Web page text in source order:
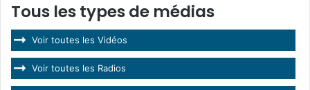
Tous les types de médias
Voir toutes les Vidéos
Voir toutes les Radios